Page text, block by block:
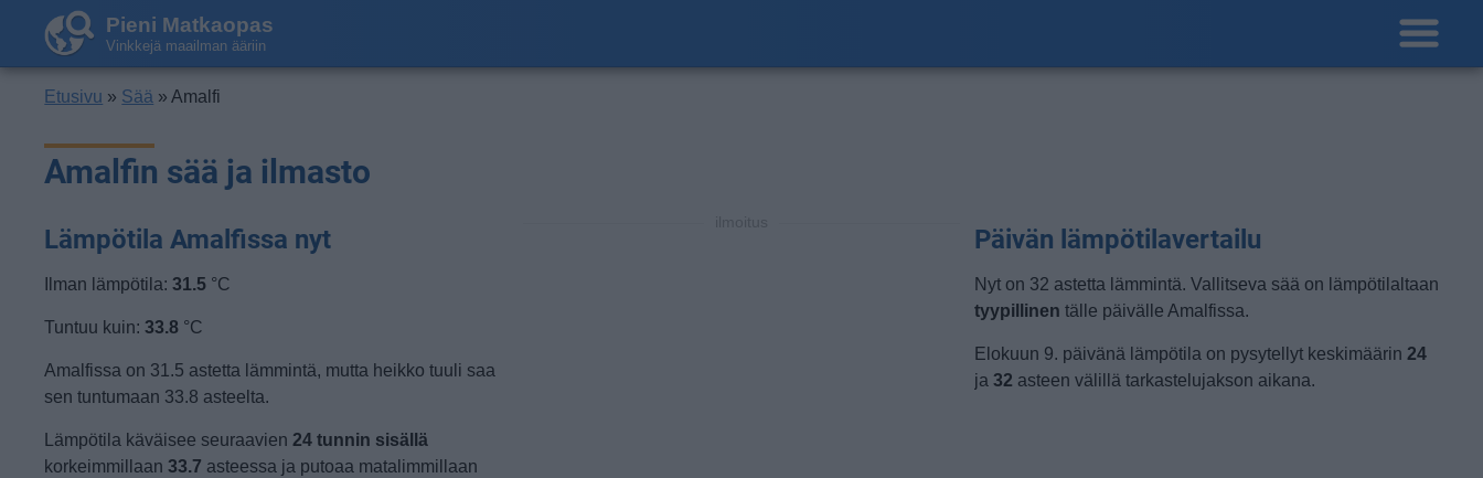
Pieni Matkaopas
Vinkkejä maailman ääriin
Etusivu » Sää » Amalfi
Amalfin sää ja ilmasto
Lämpötila Amalfissa nyt
Ilman lämpötila:31.5 °C
Tuntuu kuin:33.8 °C
Amalfissa on 31.5 astetta lämmintä, mutta heikko tuuli saa
sen tuntumaan 33.8 asteelta.
Lämpötila käväisee seuraavien24 tunnin sisällä
korkeimmillaan33.7 asteessa ja putoaa matalimmillaan
Päivän lämpötilavertailu
Nyt on 32 astetta lämmintä. Vallitseva sää on lämpötilaltaan
tyypillinen tälle päivälle Amalfissa.
Elokuun 9. päivänä lämpötila on pysytellyt keskimäärin 24
ja 32 asteen välillä tarkastelujakson aikana.